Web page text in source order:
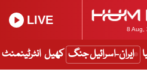
8 Aug,
LIVE
ایران-اسرائیل جنگ کھیل انٹرٹینمنٹ